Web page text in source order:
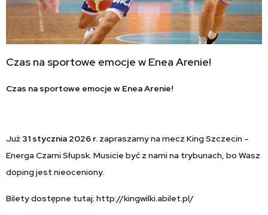
Czas na sportowe emocje w Enea Arenie!
Czas na sportowe emocje w Enea Arenie!
Już 31 stycznia 2026 r. zapraszamy na mecz King Szczecin –
Energa Czarni Słupsk.Musicie być z nami na trybunach, bo Wasz
doping jest nieoceniony.
Bilety dostępne tutaj: http://kingwilki.abilet.pl/